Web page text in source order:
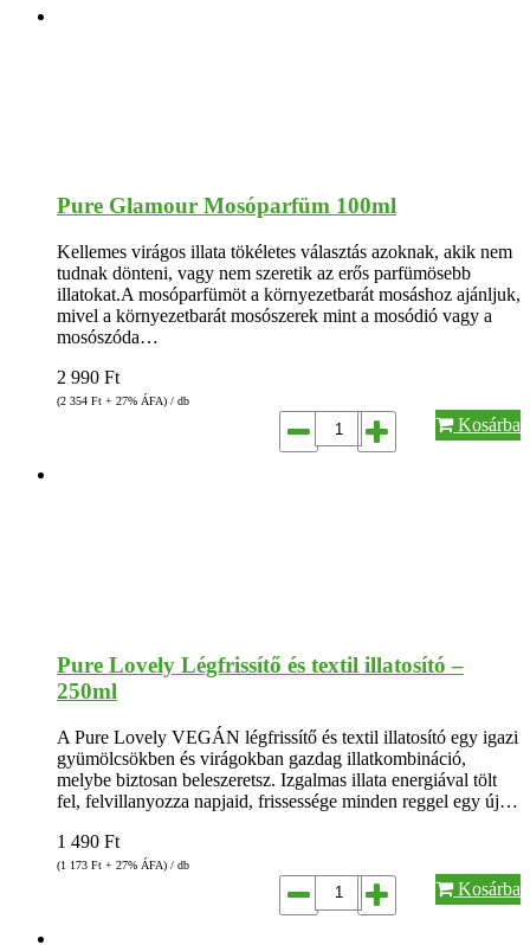
Pure Glamour Mosóparfüm 100ml
Kellemes virágos illata tökéletes választás azoknak, akik nem
tudnak dönteni, vagy nem szeretik az erős parfümösebb
illatokat.A mosóparfümöt a környezetbarát mosáshoz ajánljuk,
mivel a környezetbarát mosószerek mint a mosódió vagy a
mosószóda…
2 990 Ft
(2 354 Ft + 27% ÁFA) / db
Kosárba
Pure Lovely Légfrissítő és textil illatosító –
250ml
A Pure Lovely VEGÁN légfrissítő és textil illatosító egy igazi
gyümölcsökben és virágokban gazdag illatkombináció,
melybe biztosan beleszeretsz. Izgalmas illata energiával tölt
fel, felvillanyozza napjaid, frissessége minden reggel egy új…
1 490 Ft
(1 173 Ft + 27% ÁFA) / db
Kosárba